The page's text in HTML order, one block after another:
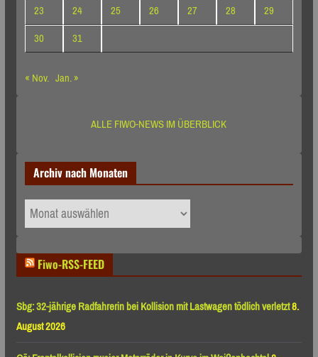
23
24 25 26 27 28
29
30
31
« Nov. Jan. »
ALLE FIWO-NEWS IM ÜBERBLICK
Archiv nach Monaten
Archiv
nach
Fiwo-RSS-FEED
Sbg: 32-jährige Radfahrerin bei Kollision mit Lastwagen tödlich verletzt8.
August 2026